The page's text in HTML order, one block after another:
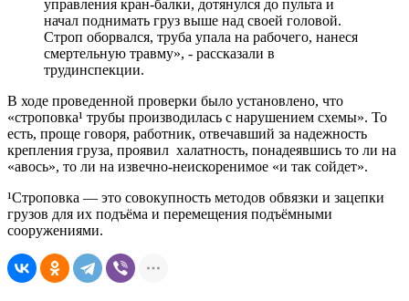
управления кран-балки, дотянулся до пульта и
начал поднимать груз выше над своей головой.
Строп оборвался, труба упала на рабочего, нанеся
смертельную травму», - рассказали в
трудинспекции.
В ходе проведенной проверки было установлено, что
«строповка¹ трубы производилась с нарушением схемы». То
есть, проще говоря, работник, отвечавший за надежность
крепления груза, проявил халатность, понадеявшись то ли на
«авось», то ли на извечно-неискоренимое «и так сойдет».
¹Строповка — это совокупность методов обвязки и зацепки
грузов для их подъёма и перемещения подъёмными
сооружениями.